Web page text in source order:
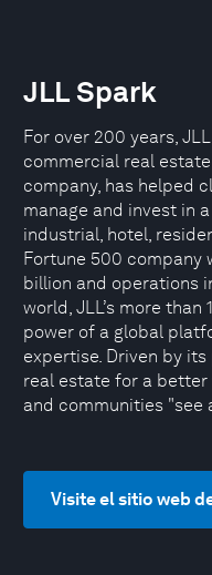
JLL Spark
For over 200 years,
commercial real
company, has helped
manage and invest in
industrial, hotel,
Fortune 500 company
billion and operations
world, JLL’s more than
power of a global
expertise. Driven by
real estate for a better
and communities "see
Visite el sitio web